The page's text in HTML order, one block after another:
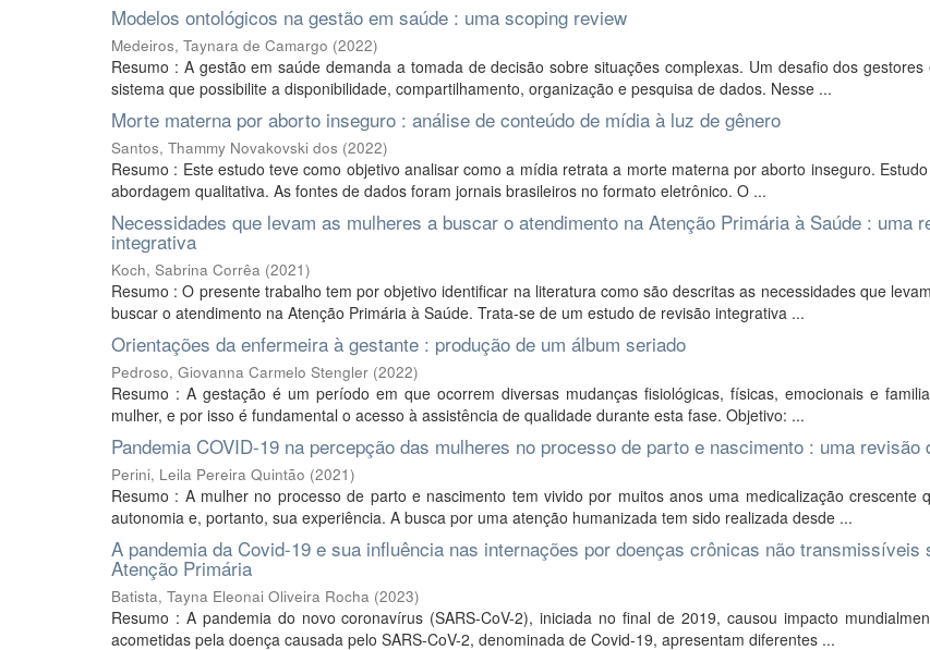
Modelos ontológicos na gestão em saúde : uma scoping review
Medeiros, Taynara de Camargo (2022)
Resumo : A gestão em saúde demanda a tomada de decisão sobre situações complexas. Um desafio dos
sistema que possibilite a disponibilidade, compartilhamento, organização e pesquisa de dados. Nesse ...
Morte materna por aborto inseguro : análise de conteúdo de mídia à luz de gênero
Santos, Thammy Novakovski dos (2022)
Resumo : Este estudo teve como objetivo analisar como a mídia retrata a morte materna por aborto inseguro.
abordagem qualitativa. As fontes de dados foram jornais brasileiros no formato eletrônico. O ...
Necessidades que levam as mulheres a buscar o atendimento na Atenção Primária à Saúde : uma
integrativa
Koch, Sabrina Corrêa (2021)
Resumo : O presente trabalho tem por objetivo identificar na literatura como são descritas as necessidades que
buscar o atendimento na Atenção Primária à Saúde. Trata-se de um estudo de revisão integrativa ...
Orientações da enfermeira à gestante : produção de um álbum seriado
Pedroso, Giovanna Carmelo Stengler (2022)
Resumo : A gestação é um período em que ocorrem diversas mudanças fisiológicas, físicas, emocionais e
mulher, e por isso é fundamental o acesso à assistência de qualidade durante esta fase. Objetivo: ...
Pandemia COVID-19 na percepção das mulheres no processo de parto e nascimento : uma revisão
Perini, Leila Pereira Quintão (2021)
Resumo : A mulher no processo de parto e nascimento tem vivido por muitos anos uma medicalização crescente
autonomia e, portanto, sua experiência. A busca por uma atenção humanizada tem sido realizada desde ...
A pandemia da Covid-19 e sua influência nas internações por doenças crônicas não transmissíveis
Atenção Primária
Batista, Tayna Eleonai Oliveira Rocha (2023)
Resumo : A pandemia do novo coronavírus (SARS-CoV-2), iniciada no final de 2019, causou impacto
acometidas pela doença causada pelo SARS-CoV-2, denominada de Covid-19, apresentam diferentes ...